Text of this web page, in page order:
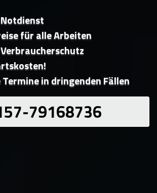
für alle Arbeiten
in dringenden Fällen
79168736